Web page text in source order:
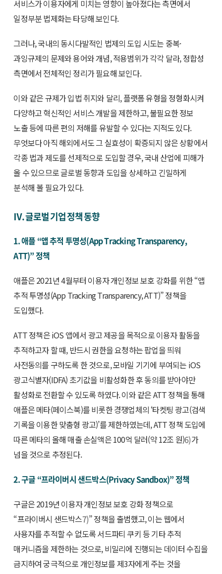
서비스가 이용자에게 미치는 영향이 높아졌다는 측면에서
일정부분 법제화는 타당해 보인다.
그러나, 국내의 동시다발적인 법제의 도입 시도는 중복·
과잉규제의 문제와 용어와 개념, 적용범위가 각각 달라, 정합성
측면에서 전체적인 정리가 필요해 보인다.
이와 같은 규제가 입법 취지와 달리, 플랫폼 유형을 정형화시켜
다양하고 혁신적인 서비스 개발을 제한하고, 불필요한 정보
노출 등에 따른 편의 저해를 유발할 수 있다는 지적도 있다.
무엇보다 아직 해외에서도 그 실효성이 확증되지 않은 상황에서
각종 법과 제도를 선제적으로 도입할 경우, 국내 산업에 피해가
올 수 있으므로 글로벌 동향과 도입을 상세하고 긴밀하게
분석해 볼 필요가 있다.
Ⅳ. 글로벌 기업 정책 동향
1. 애플 “앱 추적 투명성(App Tracking Transparency,
ATT)” 정책
애플은 2021년 4월부터 이용자 개인정보 보호 강화를 위한 “앱
추적 투명성(App Tracking Transparency, ATT)” 정책을
도입했다.
ATT 정책은 iOS 앱에서 광고 제공을 목적으로 이용자 활동을
추적하고자 할 때, 반드시 권한을 요청하는 팝업을 띄워
사전동의를 구하도록 한 것으로, 모바일 기기에 부여되는 iOS
광고식별자(IDFA) 초기값을 비활성화한 후 동의를 받아야만
활성화로 전환할 수 있도록 하였다. 이와 같은 ATT 정책을 통해
애플은 메타(페이스북)를 비롯한 경쟁업체의 ‘타켓팅 광고(검색
기록을 이용한 맞춤형 광고)’를 제한하였는데, ATT 정책 도입에
따른 메타의 올해 매출 손실액은 100억 달러(약 12조 원)6)가
넘을 것으로 추정된다.
2. 구글 “프라이버시 샌드박스(Privacy Sandbox)” 정책
구글은 2019년 이용자 개인정보 보호 강화 정책으로
“프라이버시 샌드박스7)” 정책을 출범했고, 이는 웹에서
사용자를 추적할 수 없도록 서드파티 쿠키 등 기타 추적
매커니즘을 제한하는 것으로, 비밀리에 진행되는 데이터 수집을
금지하여 궁극적으로 개인정보를 제3자에게 주는 것을